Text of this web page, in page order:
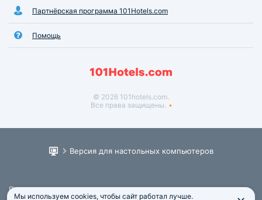
Партнёрская программа 101Hotels.com
Помощь
© 2026 101hotels.com.
Все права защищены.
Версия для настольных компьютеров
Пользовательское соглашение
Мы используем cookies, чтобы сайт работал лучше.